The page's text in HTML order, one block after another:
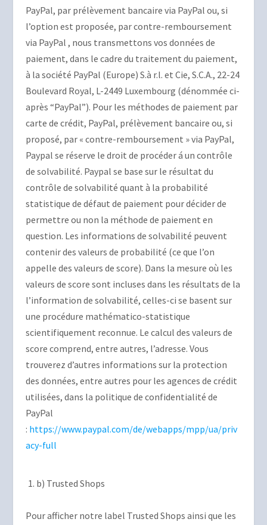
PayPal, par prélèvement bancaire via PayPal ou, si
l’option est proposée, par contre-remboursement
via PayPal , nous transmettons vos données de
paiement, dans le cadre du traitement du paiement,
à la société PayPal (Europe) S.à r.l. et Cie, S.C.A., 22-24
Boulevard Royal, L-2449 Luxembourg (dénommée ci-
après “PayPal”). Pour les méthodes de paiement par
carte de crédit, PayPal, prélèvement bancaire ou, si
proposé, par « contre-remboursement » via PayPal,
Paypal se réserve le droit de procéder á un contrôle
de solvabilité. Paypal se base sur le résultat du
contrôle de solvabilité quant à la probabilité
statistique de défaut de paiement pour décider de
permettre ou non la méthode de paiement en
question. Les informations de solvabilité peuvent
contenir des valeurs de probabilité (ce que l’on
appelle des valeurs de score). Dans la mesure où les
valeurs de score sont incluses dans les résultats de la
l’information de solvabilité, celles-ci se basent sur
une procédure mathématico-statistique
scientifiquement reconnue. Le calcul des valeurs de
score comprend, entre autres, l’adresse. Vous
trouverez d’autres informations sur la protection
des données, entre autres pour les agences de crédit
utilisées, dans la politique de confidentialité de
PayPal
: https://www.paypal.com/de/webapps/mpp/ua/priv
acy-full
b) Trusted Shops
Pour afficher notre label Trusted Shops ainsi que les